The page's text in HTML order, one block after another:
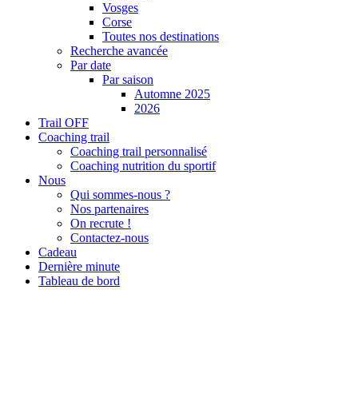
Vosges
Corse
Toutes nos destinations
Recherche avancée
Par date
Par saison
Automne 2025
2026
Trail OFF
Coaching trail
Coaching trail personnalisé
Coaching nutrition du sportif
Nous
Qui sommes-nous ?
Nos partenaires
On recrute !
Contactez-nous
Cadeau
Dernière minute
Tableau de bord